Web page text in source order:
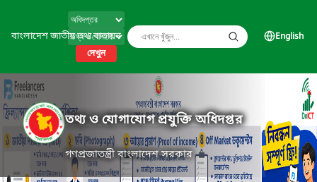
বাংলাদেশ জাতীয় তথ্য বাতায়ন
দেখুন
English
তথ্য ও যোগাযোগ প্রযুক্তি অধিদপ্তর
গণপ্রজাতন্ত্রী বাংলাদেশ সরকার